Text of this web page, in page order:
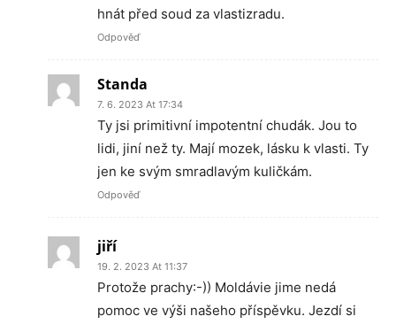
hnát před soud za vlastizradu.
Odpověď
Standa
7. 6. 2023 At 17:34
Ty jsi primitivní impotentní chudák. Jou to
lidi, jiní než ty. Mají mozek, lásku k vlasti. Ty
jen ke svým smradlavým kuličkám.
Odpověď
jiří
19. 2. 2023 At 11:37
Protože prachy:-)) Moldávie jime nedá
pomoc ve výši našeho příspěvku. Jezdí si